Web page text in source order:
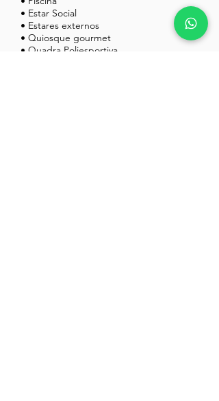
• Estar Social
• Estares externos
• Quiosque gourmet
• Quadra Poliesportiva